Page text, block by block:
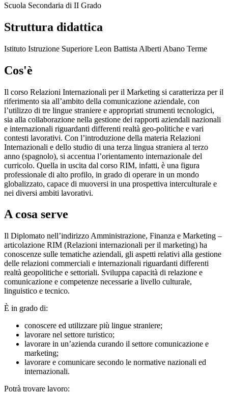
Scuola Secondaria di II Grado
Struttura didattica
Istituto Istruzione Superiore Leon Battista Alberti Abano Terme
Cos'è
Il corso Relazioni Internazionali per il Marketing si caratterizza per il
riferimento sia all’ambito della comunicazione aziendale, con
l’utilizzo di tre lingue straniere e appropriati strumenti tecnologici,
sia alla collaborazione nella gestione dei rapporti aziendali nazionali
e internazionali riguardanti differenti realtà geo-politiche e vari
contesti lavorativi. Con l’introduzione della materia Relazioni
Internazionali e dello studio di una terza lingua straniera al terzo
anno (spagnolo), si accentua l’orientamento internazionale del
curricolo. Quella in uscita dal corso RIM, infatti, è una figura
professionale di alto profilo, in grado di operare in un mondo
globalizzato, capace di muoversi in una prospettiva interculturale e
nei diversi ambiti lavorativi.
A cosa serve
Il Diplomato nell’indirizzo Amministrazione, Finanza e Marketing –
articolazione RIM (Relazioni internazionali per il marketing) ha
conoscenze sulle tematiche aziendali, gli aspetti relativi alla gestione
delle relazioni commerciali e internazionali riguardanti differenti
realtà geopolitiche e settoriali. Sviluppa capacità di relazione e
comunicazione e competenze necessarie a livello culturale,
linguistico e tecnico.
È in grado di:
conoscere ed utilizzare più lingue straniere;
lavorare nel settore turistico;
lavorare in un’azienda curando il settore comunicazione e
marketing;
lavorare e comunicare secondo le normative nazionali ed
internazionali.
Potrà trovare lavoro: